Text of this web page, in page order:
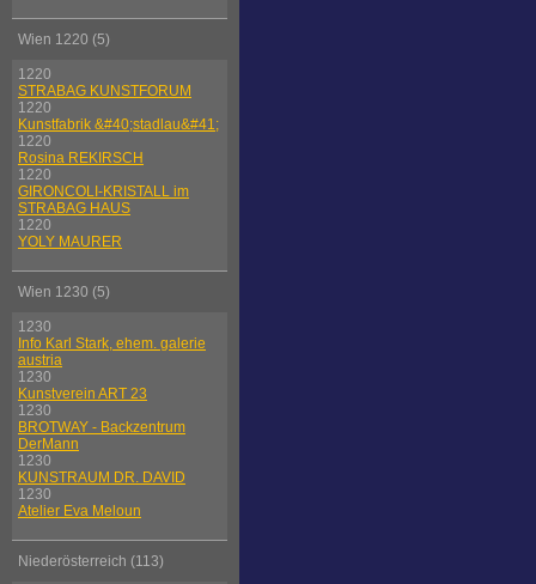
Wien 1220 (5)
1220
STRABAG KUNSTFORUM
1220
Kunstfabrik &#40;stadlau&#41;
1220
Rosina REKIRSCH
1220
GIRONCOLI-KRISTALL im
STRABAG HAUS
1220
YOLY MAURER
Wien 1230 (5)
1230
Info Karl Stark, ehem. galerie
austria
1230
Kunstverein ART 23
1230
BROTWAY - Backzentrum
DerMann
1230
KUNSTRAUM DR. DAVID
1230
Atelier Eva Meloun
Niederösterreich (113)